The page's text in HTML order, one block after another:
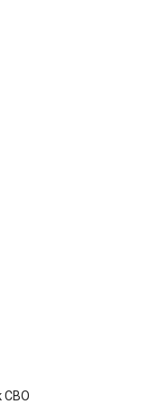
СВО